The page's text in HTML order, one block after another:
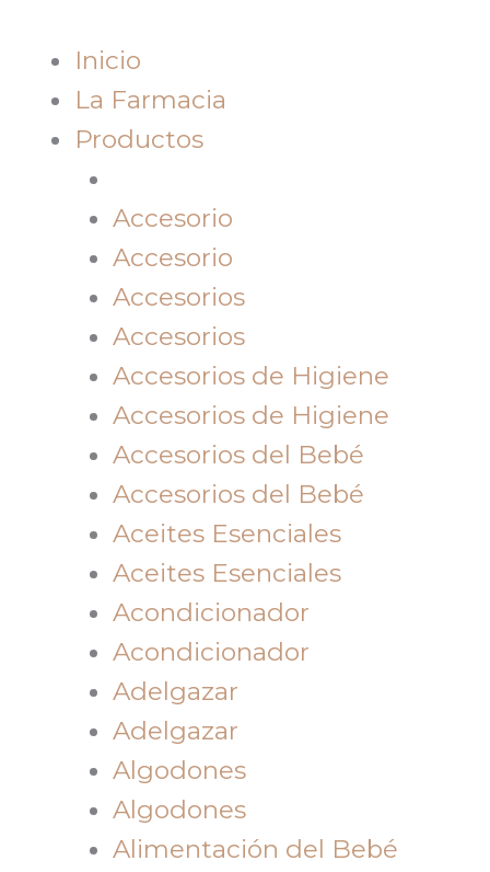
Inicio
La Farmacia
Productos
Accesorio
Accesorio
Accesorios
Accesorios
Accesorios de Higiene
Accesorios de Higiene
Accesorios del Bebé
Accesorios del Bebé
Aceites Esenciales
Aceites Esenciales
Acondicionador
Acondicionador
Adelgazar
Adelgazar
Algodones
Algodones
Alimentación del Bebé